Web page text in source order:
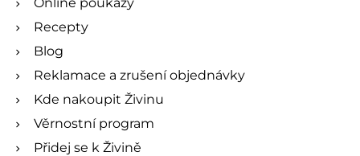
Recepty
Blog
Reklamace a zrušení objednávky
Kde nakoupit Živinu
Věrnostní program
Přidej se k Živině